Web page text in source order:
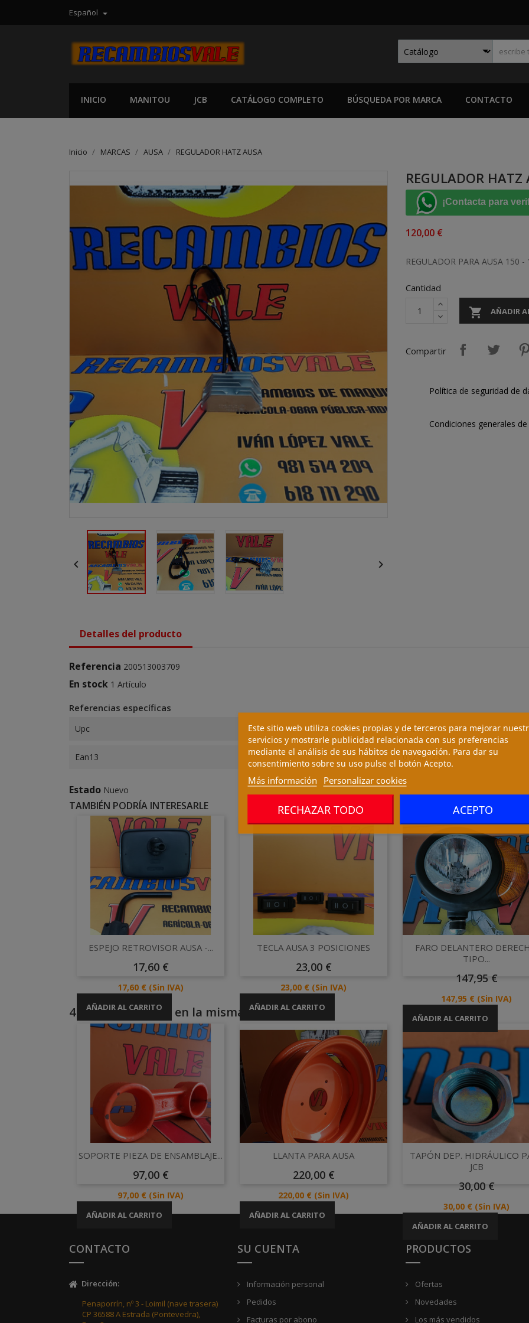
Español 
INICIO MANITOU JCB CATÁLOGO COMPLETO BÚSQUEDA POR MARCA CONTACTO
Inicio MARCAS AUSA REGULADOR HATZ AUSA
 
REGULADOR HATZ
¡Contacta para
120,00 €
REGULADOR PARA AUSA 150
Cantidad
 AÑADIR
Compartir
Política de seguridad de
Condiciones generales
Detalles del producto
Referencia 200513003709
En stock 1 Artículo
Referencias específicas
Upc 4491
Ean13 01248123
Estado Nuevo
TAMBIÉN PODRÍA INTERESARLE
Vista rápida
ESPEJO RETROVISOR AUSA -...
Precio
17,60 €
Precio
17,60 € (Sin IVA)
AÑADIR AL CARRITO
Vista rápida
TECLA AUSA 3 POSICIONES
Precio
23,00 €
Precio
23,00 € (Sin IVA)
AÑADIR AL CARRITO
Vista rápida
FARO DELANTERO
TIPO...
Precio
147,95 €
Precio
147,95 € (Sin IVA)
AÑADIR AL CARRITO
4 otros productos en la misma categoría:
Vista rápida
SOPORTE PIEZA DE ENSAMBLAJE...
Precio
97,00 €
Precio
97,00 € (Sin IVA)
AÑADIR AL CARRITO
Vista rápida
LLANTA PARA AUSA
Precio
220,00 €
Precio
220,00 € (Sin IVA)
AÑADIR AL CARRITO
Vista rápida
TAPÓN DEP. HIDRÁULICO
JCB
Precio
30,00 €
Precio
30,00 € (Sin IVA)
AÑADIR AL CARRITO
CONTACTO
Dirección:
Penaporrín, nº 3 - Loimil (nave trasera)
CP 36588 A Estrada (Pontevedra),
SU CUENTA
Información personal
Pedidos
Facturas por abono
PRODUCTOS
Ofertas
Novedades
Los más vendidos
Este sitio web utiliza cookies propias y de terceros para mejorar
servicios y mostrarle publicidad relacionada con sus preferencias
mediante el análisis de sus hábitos de navegación. Para dar su
consentimiento sobre su uso pulse el botón Acepto.
Más información Personalizar cookies
RECHAZAR TODO ACEPTO